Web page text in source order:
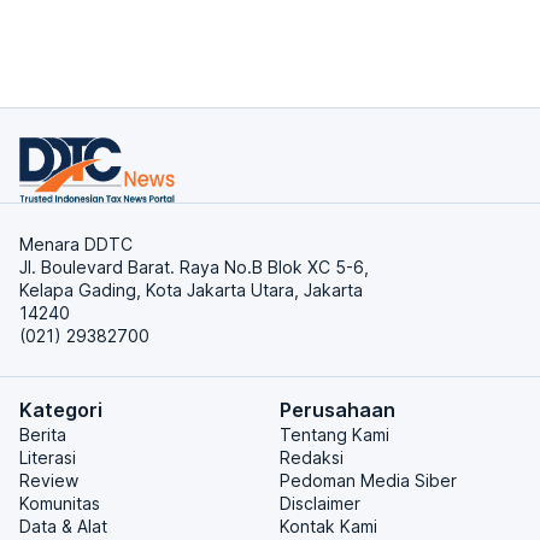
Menara DDTC
Jl. Boulevard Barat. Raya No.B Blok XC 5-6,
Kelapa Gading, Kota Jakarta Utara, Jakarta
14240
(021) 29382700
Kategori
Berita
Literasi
Review
Komunitas
Data & Alat
Perusahaan
Tentang Kami
Redaksi
Pedoman Media Siber
Disclaimer
Kontak Kami